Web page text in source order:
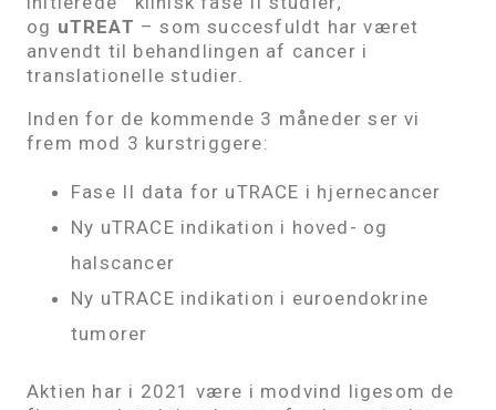
og uTREAT – som succesfuldt har været
anvendt til behandlingen af cancer i
translationelle studier.
Inden for de kommende 3 måneder ser vi
frem mod 3 kurstriggere:
Fase II data for uTRACE i hjernecancer
Ny uTRACE indikation i hoved- og
halscancer
Ny uTRACE indikation i euroendokrine
tumorer
Aktien har i 2021 være i modvind ligesom de